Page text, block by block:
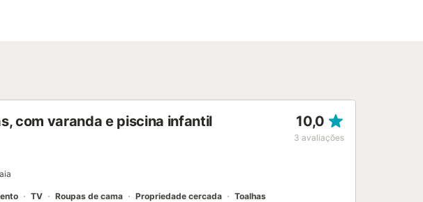
com varanda e piscina infantil 10,0
3 avaliações
TV Roupas de cama Propriedade cercada Toalhas